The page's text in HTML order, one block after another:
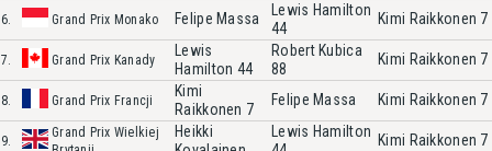
6. Grand Prix Monako Felipe Massa
Lewis Hamilton
44
Kimi Raikkonen 7
7. Grand Prix Kanady
Lewis
Hamilton 44
Robert Kubica
88
Kimi Raikkonen 7
8. Grand Prix Francji
Kimi
Raikkonen 7
Felipe Massa Kimi Raikkonen 7
9.
Grand Prix Wielkiej
Heikki
Lewis Hamilton Kimi Raikkonen 7